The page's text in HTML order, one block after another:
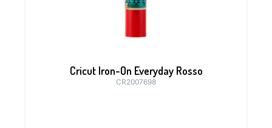
Cricut Iron-On Everyday Rosso
CR2007698